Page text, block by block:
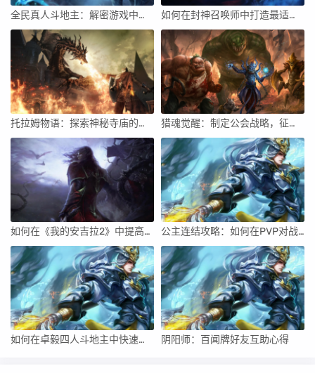
全民真人斗地主：解密游戏中不同玩家的打牌风格？的简单介绍 如何在封神召唤师中打造最适合自己的装备套装？
托拉姆物语：探索神秘寺庙的历险攻略 猎魂觉醒：制定公会战略，征战全球！
如何在《我的安吉拉2》中提高角色的战斗技巧？ 公主连结攻略：如何在PVP对战中克服对手的策略？
如何在卓毅四人斗地主中快速制定有效的反击计划？ 阴阳师：百闻牌好友互助心得